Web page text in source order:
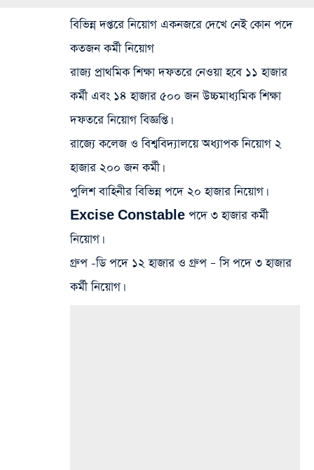
বিভিন্ন দপ্তরে নিয়োগ একনজরে দেখে নেই কোন পদে
কতজন কর্মী নিয়োগ
রাজ্য প্রাথমিক শিক্ষা দফতরেনেওয়া হবে ১১ হাজার
কর্মী এবং ১৪ হাজার ৫০০ জনউচ্চমাধ্যমিক শিক্ষা
দফতরেনিয়োগ বিজ্ঞপ্তি।
রাজ্যে‌ কলেজ ও বিশ্ববিদ্যালয়ে অধ্যাপক‌নিয়োগ ২
হাজার ২০০ জন কর্মী।
পুলিশ বাহিনীর বিভিন্ন পদে ২০ হাজার নিয়োগ।
Excise Constable পদে ৩ হাজার কর্মী
নিয়োগ।
গ্রুপ‌ -ডি‌ পদে ১২ হাজার ও গ্রুপ – সি পদে ৩ হাজার
কর্মী নিয়োগ।